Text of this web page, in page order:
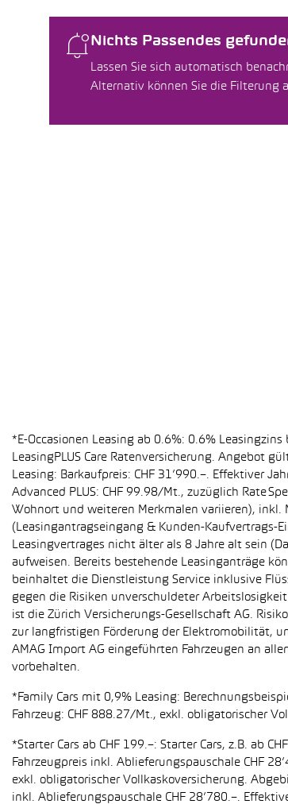
Nichts Passendes
Lassen Sie sich automatisch
Alternativ können Sie die Filterung
*E-Occasionen Leasing ab 0.6%: 0.6%
LeasingPLUS Care Ratenversicherung. Angebot
Leasing: Barkaufpreis: CHF 31’990.–. Effektiver
Advanced PLUS: CHF 99.98/Mt., zuzüglich Rate
Wohnort und weiteren Merkmalen variieren),
(Leasingantragseingang & Kunden-Kaufvertrags-
Leasingvertrages nicht älter als 8 Jahre alt sein
aufweisen. Bereits bestehende Leasinganträge
beinhaltet die Dienstleistung Service inklusive
gegen die Risiken unverschuldeter
ist die Zürich Versicherungs-Gesellschaft AG.
zur langfristigen Förderung der Elektromobilität,
AMAG Import AG eingeführten Fahrzeugen an
vorbehalten.
*Family Cars mit 0,9% Leasing:
Fahrzeug: CHF 888.27/Mt., exkl. obligatorischer
*Starter Cars ab CHF 199.–: Starter Cars, z.B. ab
Fahrzeugpreis inkl. Ablieferungspauschale CHF
exkl. obligatorischer Vollkaskoversicherung.
inkl. Ablieferungspauschale CHF 28’780.–.